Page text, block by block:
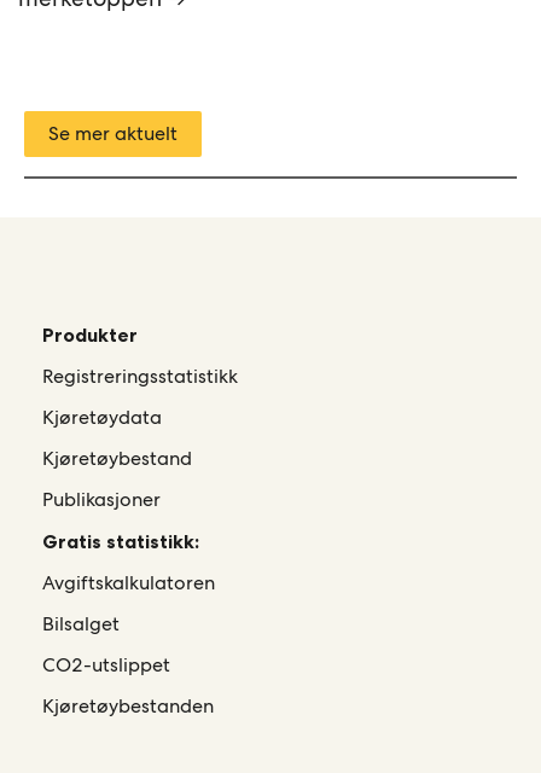
Se mer aktuelt
Produkter
Registreringsstatistikk
Kjøretøydata
Kjøretøybestand
Publikasjoner
Gratis statistikk:
Avgiftskalkulatoren
Bilsalget
CO2-utslippet
Kjøretøybestanden